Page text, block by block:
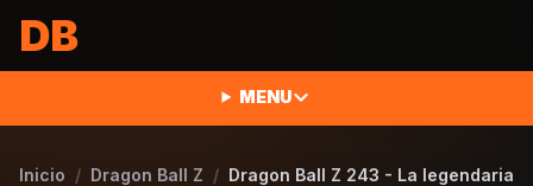
DB
MENU
Inicio / Dragon Ball Z / Dragon Ball Z 243 - La legendaria